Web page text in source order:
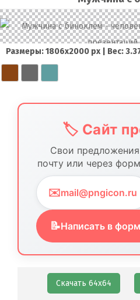
Фото без фона
Контакты
Размеры: 1806х2000 px | Вес:
🏷️ Сайт
Свои
почту или через
✉️mail@pngicon.ru
📝Написать в
Скачать 64х64